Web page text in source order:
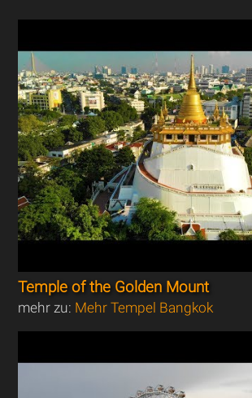
Temple of the Golden Mount
mehr zu: Mehr Tempel Bangkok